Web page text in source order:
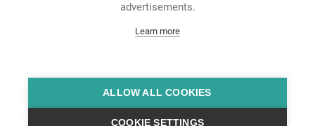
EPDM
特征和性能 下载 技术信息
advertisements.
Learn more
ALLOW ALL COOKIES
COOKIE SETTINGS